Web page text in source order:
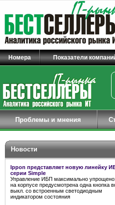
Номера Показатели
Проблемы и мнения
Новости
Ippon представляет новую линейку
серии Simple
Управление ИБП максимально упрощено:
на корпусе предусмотрена одна кнопка
выкл. со встроенным светодиодным
индикатором состояния